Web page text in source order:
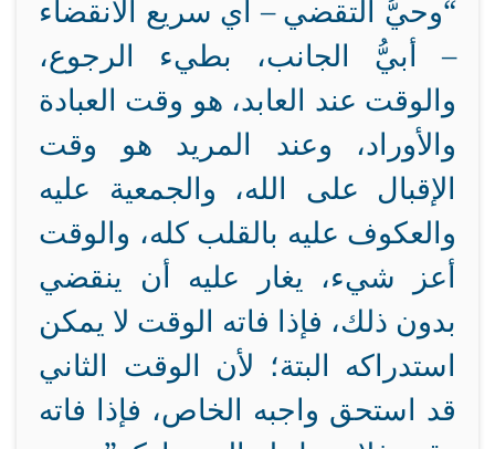
“وحيُّ التقضي – أي سريع الانقضاء
– أبيُّ الجانب، بطيء الرجوع،
والوقت عند العابد، هو وقت العبادة
والأوراد، وعند المريد هو وقت
الإقبال على الله، والجمعية عليه
والعكوف عليه بالقلب كله، والوقت
أعز شيء، يغار عليه أن ينقضي
بدون ذلك، فإذا فاته الوقت لا يمكن
استدراكه البتة؛ لأن الوقت الثاني
قد استحق واجبه الخاص، فإذا فاته